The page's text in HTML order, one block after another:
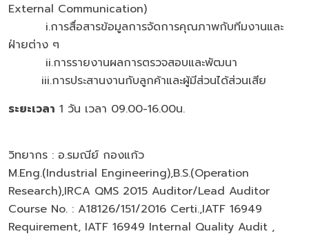
External Communication)
i.การสื่อสารข้อมูลการจัดการคุณภาพกับทีมงานและ
ฝ่ายต่าง ๆ
ii.การรายงานผลการตรวจสอบและพัฒนา
iii.การประสานงานกับลูกค้าและผู้มีส่วนได้ส่วนเสีย
ระยะเวลา 1 วัน เวลา 09.00-16.00น.
วิทยากร : อ.รมณีย์ กองแก้ว
M.Eng.(Industrial Engineering),B.S.(Operation
Research),IRCA QMS 2015 Auditor/Lead Auditor
Course No. : A18126/151/2016 Certi.,IATF 16949
Requirement, IATF 16949 Internal Quality Audit ,